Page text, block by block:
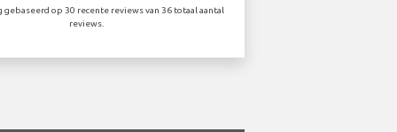
gebaseerd op 30 recente reviews van 36 totaal aantal
reviews.